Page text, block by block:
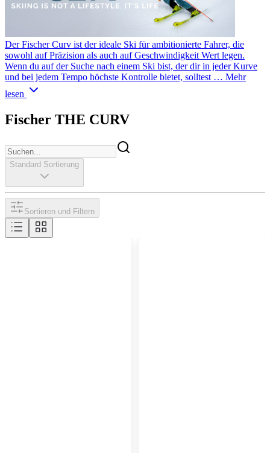
Der Fischer Curv ist der ideale Ski für ambitionierte Fahrer, die
sowohl auf Präzision als auch auf Geschwindigkeit Wert legen.
Wenn du auf der Suche nach einem Ski bist, der dir in jeder Kurve
und bei jedem Tempo höchste Kontrolle bietet, solltest … Mehr
lesen
Fischer THE CURV
Standard Sortierung
Sortieren und Filtern